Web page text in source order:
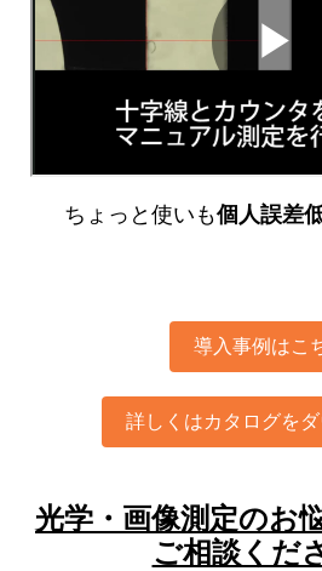
ちょっと使いも個人誤差
導入事例はこ
詳しくはカタログを
光学・画像測定のお
ご相談くだ